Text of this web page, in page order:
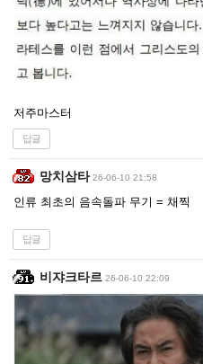
저주마스터
답글
망치삼타 26-06-10 21:58
인류 최초의 음속돌파 무기 = 채찍
답글
비쟈크타르 26-06-10 22:09